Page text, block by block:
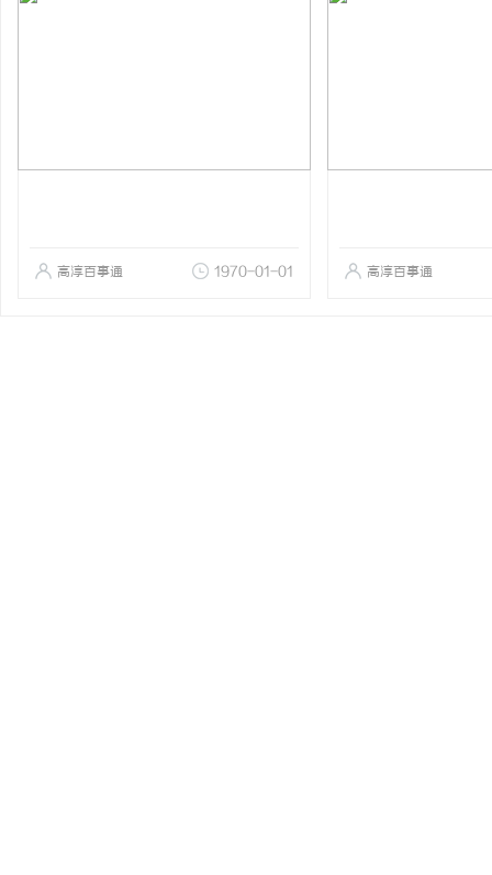
高淳百事通 1970-01-01 高淳百事通